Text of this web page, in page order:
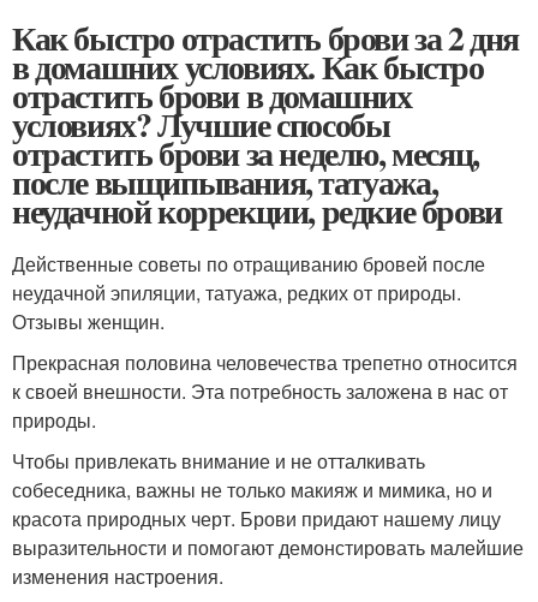
Как быстро отрастить брови за 2 дня
в домашних условиях. Как быстро
отрастить брови в домашних
условиях? Лучшие способы
отрастить брови за неделю, месяц,
после выщипывания, татуажа,
неудачной коррекции, редкие брови
Действенные советы по отращиванию бровей после
неудачной эпиляции, татуажа, редких от природы.
Отзывы женщин.
Прекрасная половина человечества трепетно относится
к своей внешности. Эта потребность заложена в нас от
природы.
Чтобы привлекать внимание и не отталкивать
собеседника, важны не только макияж и мимика, но и
красота природных черт. Брови придают нашему лицу
выразительности и помогают демонстировать малейшие
изменения настроения.